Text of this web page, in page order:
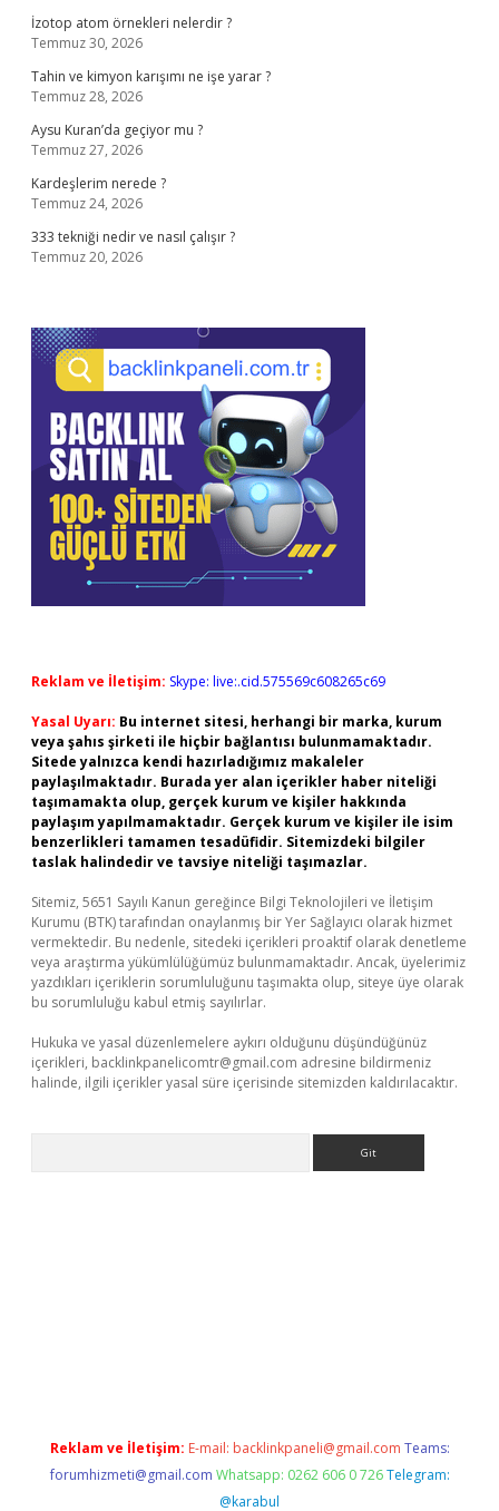
İzotop atom örnekleri nelerdir ?
Temmuz 30, 2026
Tahin ve kimyon karışımı ne işe yarar ?
Temmuz 28, 2026
Aysu Kuran’da geçiyor mu ?
Temmuz 27, 2026
Kardeşlerim nerede ?
Temmuz 24, 2026
333 tekniği nedir ve nasıl çalışır ?
Temmuz 20, 2026
Reklam ve İletişim: Skype: live:.cid.575569c608265c69
Yasal Uyarı: Bu internet sitesi, herhangi bir marka, kurum
veya şahıs şirketi ile hiçbir bağlantısı bulunmamaktadır.
Sitede yalnızca kendi hazırladığımız makaleler
paylaşılmaktadır. Burada yer alan içerikler haber niteliği
taşımamakta olup, gerçek kurum ve kişiler hakkında
paylaşım yapılmamaktadır. Gerçek kurum ve kişiler ile isim
benzerlikleri tamamen tesadüfidir. Sitemizdeki bilgiler
taslak halindedir ve tavsiye niteliği taşımazlar.
Sitemiz, 5651 Sayılı Kanun gereğince Bilgi Teknolojileri ve İletişim
Kurumu (BTK) tarafından onaylanmış bir Yer Sağlayıcı olarak hizmet
vermektedir. Bu nedenle, sitedeki içerikleri proaktif olarak denetleme
veya araştırma yükümlülüğümüz bulunmamaktadır. Ancak, üyelerimiz
yazdıkları içeriklerin sorumluluğunu taşımakta olup, siteye üye olarak
bu sorumluluğu kabul etmiş sayılırlar.
Hukuka ve yasal düzenlemelere aykırı olduğunu düşündüğünüz
içerikleri, backlinkpanelicomtr@gmail.com adresine bildirmeniz
halinde, ilgili içerikler yasal süre içerisinde sitemizden kaldırılacaktır.
Reklam ve İletişim: E-mail: backlinkpaneli@gmail.com Teams:
forumhizmeti@gmail.com Whatsapp: 0262 606 0 726 Telegram:
@karabul